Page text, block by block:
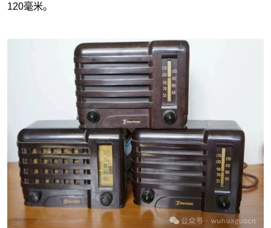
120毫米。